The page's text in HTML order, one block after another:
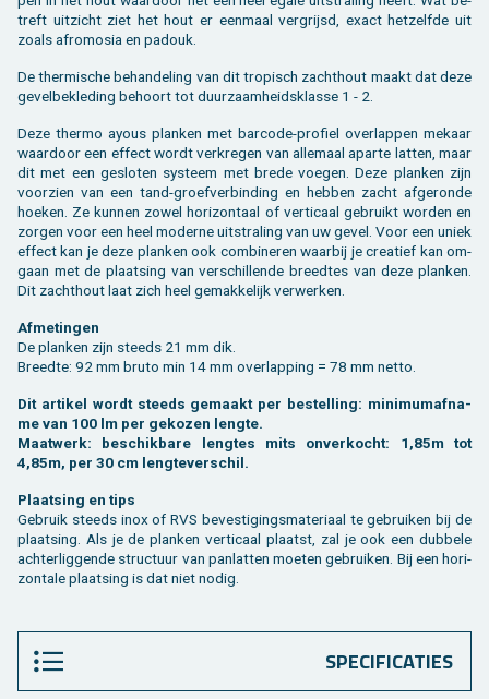
treft uit­zicht ziet het hout er een­maal ver­grijsd, exact het­zelf­de uit
zoals af­ro­mo­sia en pa­douk.
De ther­mi­sche be­han­de­ling van dit tro­pisch zacht­hout maakt dat deze
ge­vel­be­kle­ding be­hoort tot duur­zaam­heids­klas­se 1 - 2.
Deze ther­mo ayous plan­ken met bar­co­de-pro­fiel over­lap­pen me­kaar
waar­door een ef­fect wordt ver­kre­gen van al­le­maal apar­te lat­ten, maar
dit met een ge­slo­ten sys­teem met brede voe­gen. Deze plan­ken zijn
voor­zien van een tand-groef­ver­bin­ding en heb­ben zacht af­ge­ron­de
hoe­ken. Ze kun­nen zowel ho­ri­zon­taal of ver­ti­caal ge­bruikt wor­den en
zor­gen voor een heel mo­der­ne uit­stra­ling van uw gevel. Voor een uniek
ef­fect kan je deze plan­ken ook com­bi­ne­ren waar­bij je cre­a­tief kan om­
gaan met de plaat­sing van ver­schil­len­de breed­tes van deze plan­ken.
Dit zacht­hout laat zich heel ge­mak­ke­lijk ver­wer­ken.
Af­me­tin­gen
De plan­ken zijn steeds 21 mm dik.
Breed­te: 92 mm bruto min 14 mm over­lap­ping = 78 mm netto.
Dit ar­ti­kel wordt steeds ge­maakt per be­stel­ling: mi­ni­mum­af­na­
me van 100 lm per ge­ko­zen leng­te.
Maat­werk: be­schik­ba­re leng­tes mits on­ver­kocht: 1,85m tot
4,85m, per 30 cm leng­te­ver­schil.
Plaat­sing en tips
Ge­bruik steeds inox of RVS be­ves­ti­gings­ma­te­ri­aal te ge­brui­ken bij de
plaat­sing. Als je de plan­ken ver­ti­caal plaatst, zal je ook een dub­be­le
ach­ter­lig­gen­de struc­tuur van pan­lat­ten moe­ten ge­brui­ken. Bij een ho­ri­
zon­ta­le plaat­sing is dat niet nodig.
SPECIFICATIES